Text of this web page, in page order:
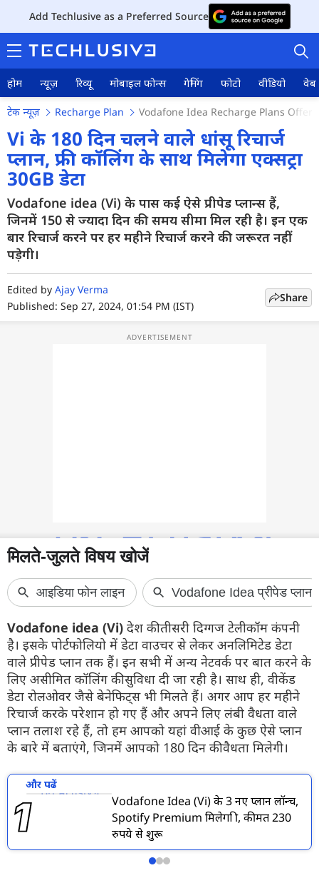
Add Techlusive as a Preferred Source
होम न्यूज़ रिव्यू मोबाइल फोन्स गेमिंग फोटो वीडियो वेब
होम
न्यूज़
रिव्यू
मोबाइल फोन्स
गेमिंग
टेक न्यूज़ Recharge Plan Vodafone Idea Recharge Plans
Vi के 180 दिन चलने वाले धांसू रिचार्ज
प्लान, फ्री कॉलिंग के साथ मिलेगा एक्सट्रा
30GB डेटा
Vodafone idea (Vi) के पास कई ऐसे प्रीपेड प्लान्स हैं,
जिनमें 150 से ज्यादा दिन की समय सीमा मिल रही है। इन एक
बार रिचार्ज करने पर हर महीने रिचार्ज करने की जरूरत नहीं
पड़ेगी।
Edited by Ajay Verma
Published: Sep 27, 2024, 01:54 PM (IST)
Share
Vodafone idea (Vi) देश की तीसरी दिग्गज टेलीकॉम कंपनी
है। इसके पोर्टफोलियो में डेटा वाउचर से लेकर अनलिमिटेड डेटा
वाले प्रीपेड प्लान तक हैं। इन सभी में अन्य नेटवर्क पर बात करने के
लिए असीमित कॉलिंग की सुविधा दी जा रही है। साथ ही, वीकेंड
डेटा रोलओवर जैसे बेनेफिट्स भी मिलते हैं। अगर आप हर महीने
रिचार्ज करके परेशान हो गए हैं और अपने लिए लंबी वैधता वाले
प्लान तलाश रहे हैं, तो हम आपको यहां वीआई के कुछ ऐसे प्लान
के बारे में बताएंगे, जिनमें आपको 180 दिन की वैधता मिलेगी।
और पढें
Vodafone Idea (Vi) के 3 नए प्लान लॉन्च,
Spotify Premium मिलेगा फ्री, कीमत 230
रुपये से शुरू